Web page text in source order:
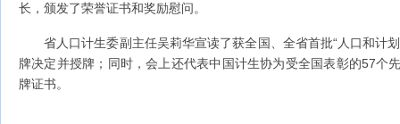
长，颁发了荣誉证书和奖励慰问。
省人口计生委副主任吴莉华宣读了获全国、全省首批“人口和计
牌决定并授牌；同时，会上还代表中国计生协为受全国表彰的57个
牌证书。